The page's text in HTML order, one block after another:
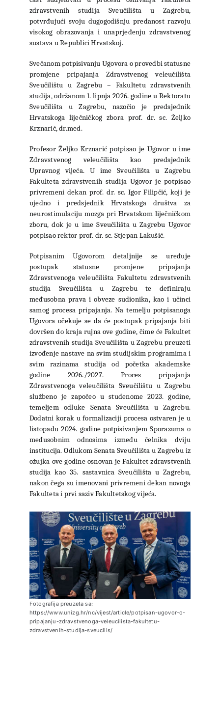
zdravstvenih studija Sveučilišta u Zagrebu,
potvrđujući svoju dugogodišnju predanost razvoju
visokog obrazovanja i unaprjeđenju zdravstvenog
sustava u Republici Hrvatskoj.
Svečanom potpisivanju Ugovora o provedbi statusne
promjene pripajanja Zdravstvenog veleučilišta
Sveučilištu u Zagrebu – Fakultetu zdravstvenih
studija, održanom 1. lipnja 2026. godine u Rektoratu
Sveučilišta u Zagrebu, nazočio je predsjednik
Hrvatskoga liječničkog zbora prof. dr. sc. Željko
Krznarić, dr.med.
Profesor Željko Krznarić potpisao je Ugovor u ime
Zdravstvenog veleučilišta kao predsjednik
Upravnog vijeća. U ime Sveučilišta u Zagrebu
Fakulteta zdravstvenih studija Ugovor je potpisao
privremeni dekan prof. dr. sc. Igor Filipčić, koji je
ujedno i predsjednik Hrvatskoga društva za
neurostimulaciju mozga pri Hrvatskom liječničkom
zboru, dok je u ime Sveučilišta u Zagrebu Ugovor
potpisao rektor prof. dr. sc. Stjepan Lakušić.
Potpisanim Ugovorom detaljnije se uređuje
postupak statusne promjene pripajanja
Zdravstvenoga veleučilišta Fakultetu zdravstvenih
studija Sveučilišta u Zagrebu te definiraju
međusobna prava i obveze sudionika, kao i učinci
samog procesa pripajanja. Na temelju potpisanoga
Ugovora očekuje se da će postupak pripajanja biti
dovršen do kraja rujna ove godine, čime će Fakultet
zdravstvenih studija Sveučilišta u Zagrebu preuzeti
izvođenje nastave na svim studijskim programima i
svim razinama studija od početka akademske
godine 2026./2027. Proces pripajanja
Zdravstvenoga veleučilišta Sveučilištu u Zagrebu
službeno je započeo u studenome 2023. godine,
temeljem odluke Senata Sveučilišta u Zagrebu.
Dodatni korak u formalizaciji procesa ostvaren je u
listopadu 2024. godine potpisivanjem Sporazuma o
međusobnim odnosima između čelnika dviju
institucija. Odlukom Senata Sveučilišta u Zagrebu iz
ožujka ove godine osnovan je Fakultet zdravstvenih
studija kao 35. sastavnica Sveučilišta u Zagrebu,
nakon čega su imenovani privremeni dekan novoga
Fakulteta i prvi saziv Fakultetskog vijeća.
Fotografija preuzeta sa:
https://www.unizg.hr/nc/vijest/article/potpisan-ugovor-o-
pripajanju-zdravstvenoga-veleucilista-fakultetu-
zdravstvenih-studija-sveucilis/